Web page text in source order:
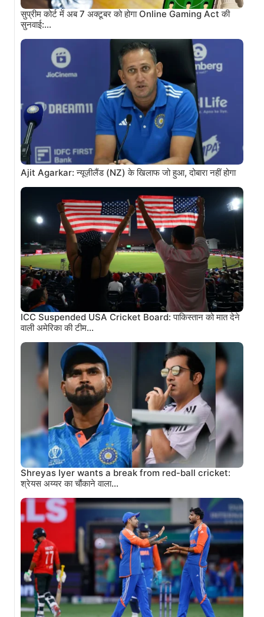
सुप्रीम कोर्ट में अब 7 अक्टूबर को होगा Online Gaming Act की
सुनवाई:…
Ajit Agarkar: न्यूज़ीलैंड (NZ) के खिलाफ जो हुआ, दोबारा नहीं होगा
ICC Suspended USA Cricket Board: पाकिस्तान को मात देने
वाली अमेरिका की टीम…
Shreyas Iyer wants a break from red-ball cricket:
श्रेयस अय्यर का चौंकाने वाला…